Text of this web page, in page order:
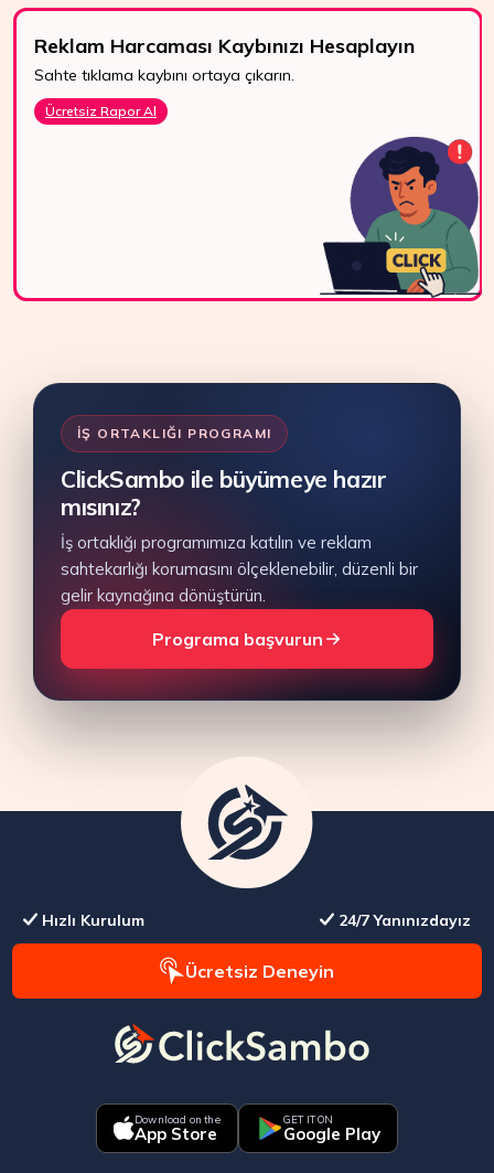
Reklam Harcaması Kaybınızı Hesaplayın
Sahte tıklama kaybını ortaya çıkarın.
Ücretsiz Rapor Al
7/24 Destek
WhatsApp, canlı
İŞ ORTAKLIĞI PROGRAMI
ClickSambo ile büyümeye hazır
mısınız?
İş ortaklığı programımıza katılın ve reklam
sahtekarlığı korumasını ölçeklenebilir, düzenli bir
gelir kaynağına dönüştürün.
Programa başvurun
Hızlı Kurulum 24/7 Yanınızdayız
Ücretsiz Deneyin
Download on the
App Store
GET IT ON
Google Play